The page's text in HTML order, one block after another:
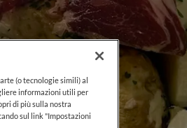
(o tecnologie simili) al
informazioni utili per
di più sulla nostra
sul link "Impostazioni